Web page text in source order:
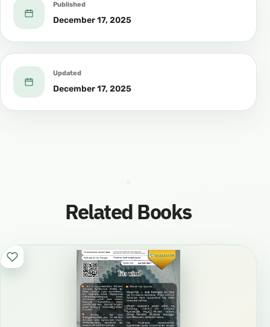
Published
December 17, 2025
Updated
December 17, 2025
Related Books